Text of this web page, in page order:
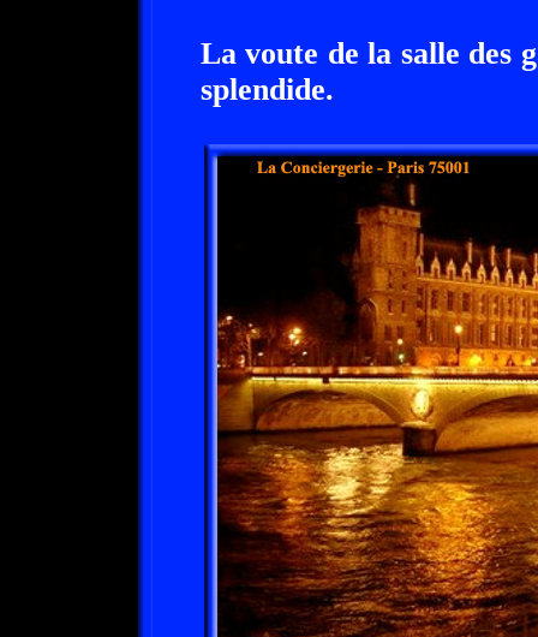
La voute de la salle des
splendide.